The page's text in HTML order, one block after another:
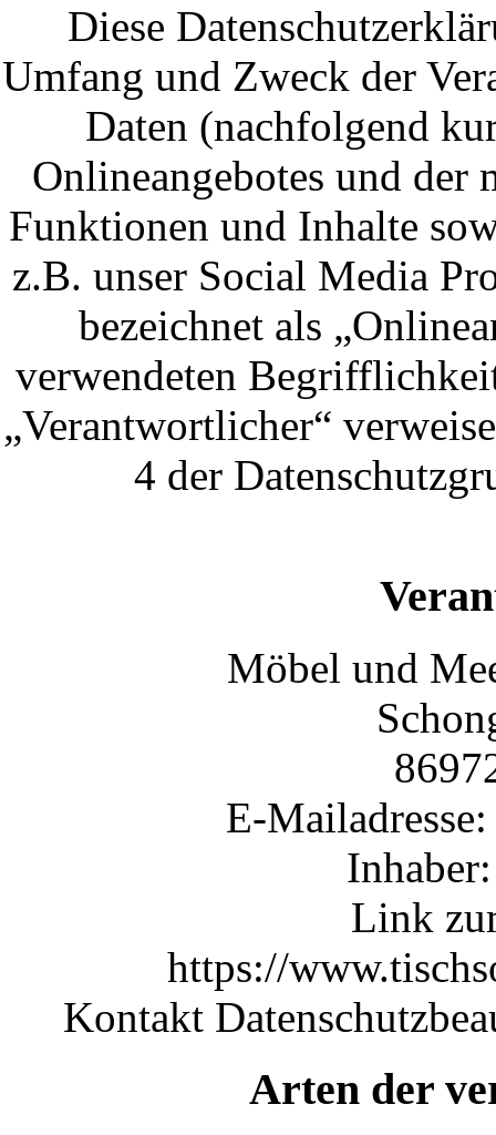
Diese
Umfang und Zweck der
Daten (nachfolgend
Onlineangebotes und der
Funktionen und Inhalte
z.B. unser Social Media
bezeichnet als
verwendeten
„Verantwortlicher“
4 der
Möbel und
E-
Link
https://
Kontakt
Arten der